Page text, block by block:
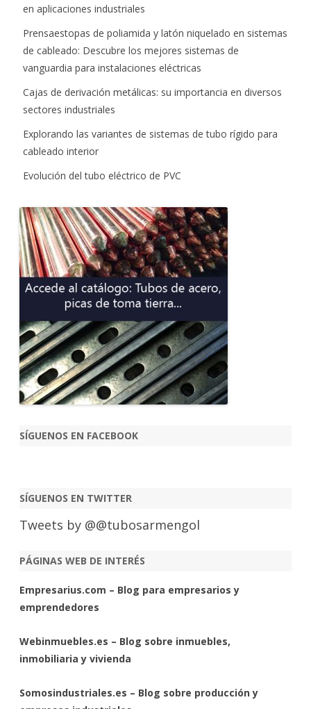
en aplicaciones industriales
Prensaestopas de poliamida y latón niquelado en sistemas
de cableado: Descubre los mejores sistemas de
vanguardia para instalaciones eléctricas
Cajas de derivación metálicas: su importancia en diversos
sectores industriales
Explorando las variantes de sistemas de tubo rígido para
cableado interior
Evolución del tubo eléctrico de PVC
SÍGUENOS EN FACEBOOK
SÍGUENOS EN TWITTER
Tweets by @@tubosarmengol
PÁGINAS WEB DE INTERÉS
Empresarius.com – Blog para empresarios y
emprendedores
Webinmuebles.es – Blog sobre inmuebles,
inmobiliaria y vivienda
Somosindustriales.es – Blog sobre producción y